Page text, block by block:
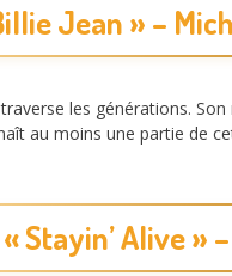
Jean » –
les générations.
au moins une partie de
Stayin’ Alive »